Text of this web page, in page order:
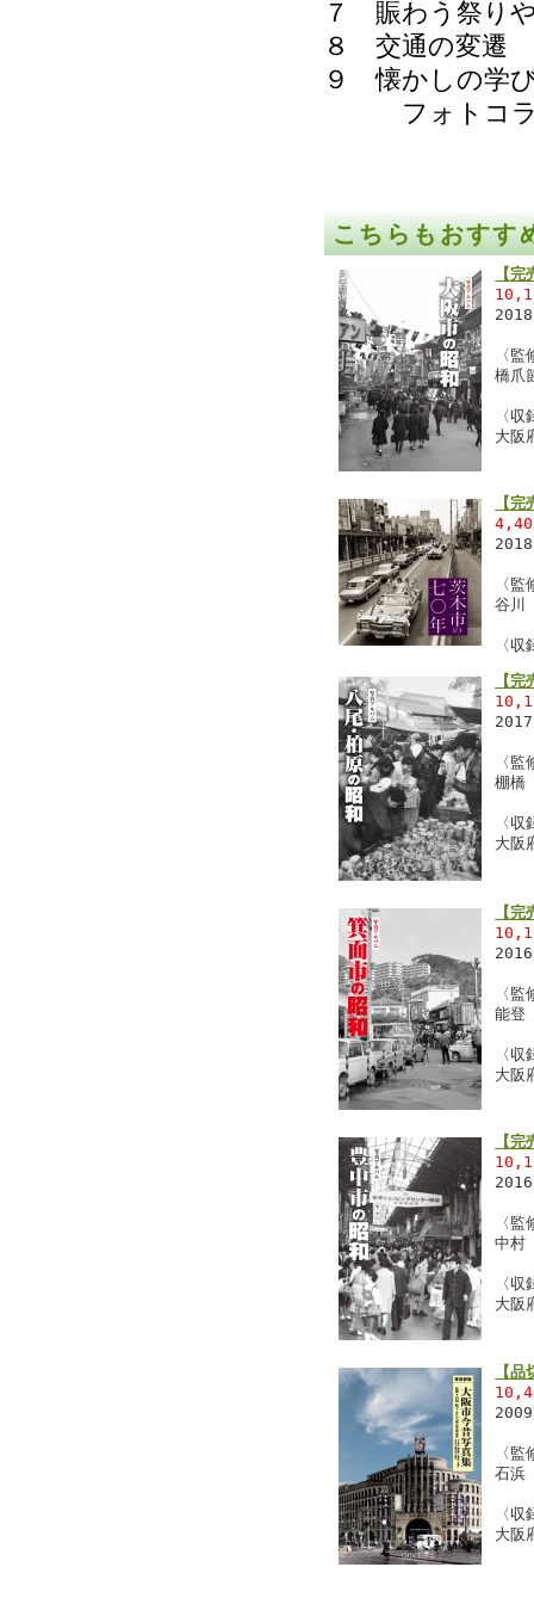
７ 賑わう祭り
８ 交通の変遷
９ 懐かしの学
フォトコラ
こちらもおすす
【
〈監
橋爪
〈
大阪
【
〈監
谷川
〈
【
〈監
棚橋
〈
大阪
【
〈監
能登
〈
大阪
【
〈監
中村
〈
大阪
【
〈監
石浜
〈
大阪